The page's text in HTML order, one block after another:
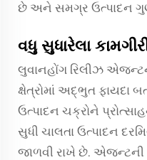
છે અને સમગ્ર ઉત્પાદન
વધુ સુધારેલા
લુવાનહોંગ રિલીઝ
ક્ષેત્રોમાં અદ્ભુત ફાયદા
ઉત્પાદન ચક્રોને
સુધી ચાલતા ઉત્પાદન
જાળવી રાખે છે.